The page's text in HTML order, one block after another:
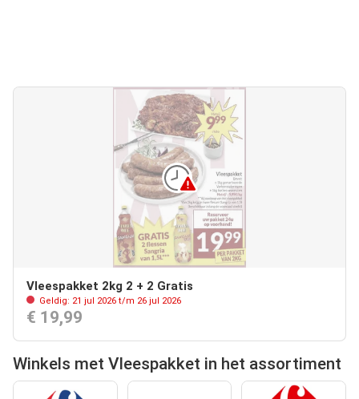
Vleespakket 2kg 2 + 2 Gratis
Geldig: 21 jul 2026 t/m 26 jul 2026
€ 19,99
Winkels met Vleespakket in het assortiment